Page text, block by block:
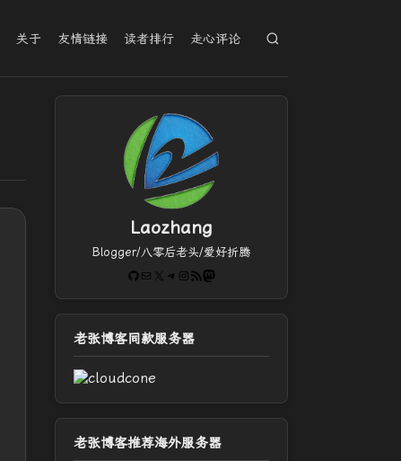
关于 友情链接 读者排行 走心评论
Laozhang
Blogger/八零后老头/爱好折腾
GitHub
电子邮件 X Telegram
Instagram
RSS FeedMastodon
老张博客同款服务器
老张博客推荐海外服务器